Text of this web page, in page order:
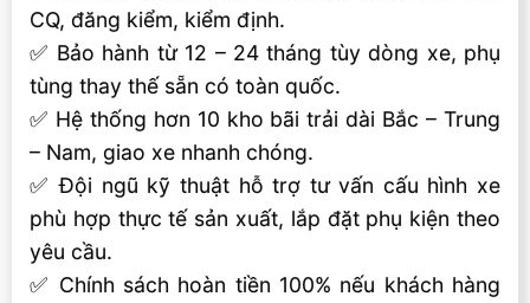
CQ, đăng kiểm, kiểm định.
✅ Bảo hành từ 12 – 24 tháng tùy dòng xe, phụ
tùng thay thế sẵn có toàn quốc.
✅ Hệ thống hơn 10 kho bãi trải dài Bắc – Trung
– Nam, giao xe nhanh chóng.
✅ Đội ngũ kỹ thuật hỗ trợ tư vấn cấu hình xe
phù hợp thực tế sản xuất, lắp đặt phụ kiện theo
yêu cầu.
✅ Chính sách hoàn tiền 100% nếu khách hàng